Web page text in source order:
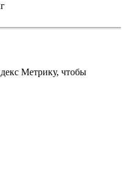
Метрику, чтобы